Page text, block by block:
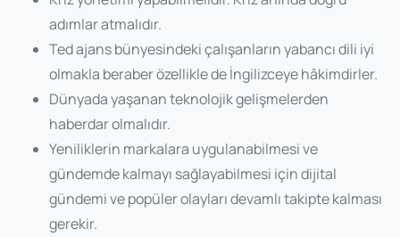
adımlar atmalıdır.
Ted ajans bünyesindeki çalışanların yabancı dili iyi
olmakla beraber özellikle de İngilizceye hâkimdirler.
Dünyada yaşanan teknolojik gelişmelerden
haberdar olmalıdır.
Yeniliklerin markalara uygulanabilmesi ve
gündemde kalmayı sağlayabilmesi için dijital
gündemi ve popüler olayları devamlı takipte kalması
gerekir.